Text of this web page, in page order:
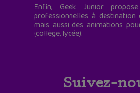
Enfin, Geek Junior
professionnelles à destination
mais aussi des animations
(collège, lycée).
Suivez-